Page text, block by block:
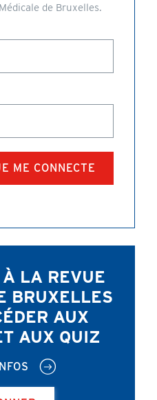
de Bruxelles.
LA REVUE
BRUXELLES
AUX
AUX QUIZ